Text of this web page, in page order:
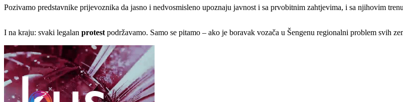
Pozivamo predstavnike prijevoznika da jasno i nedvosmisleno upoznaju javnost i sa prvobitnim zahtjevima, i sa njihovim
I na kraju: svaki legalan protest podržavamo. Samo se pitamo – ako je boravak vozača u Šengenu regionalni problem svih